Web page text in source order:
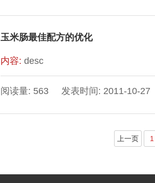
玉米肠最佳配方的优化
内容: desc
阅读量: 563 发表时间: 2011-10-27
上一页 1